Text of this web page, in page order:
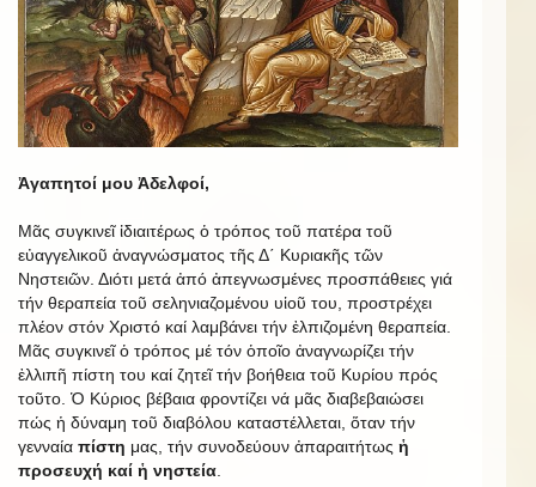
Ἀγαπητοί μου Ἀδελφοί,
Μᾶς συγκινεῖ ἰδιαιτέρως ὁ τρόπος τοῦ πατέρα τοῦ
εὐαγγελικοῦ ἀναγνώσματος τῆς Δ΄ Κυριακῆς τῶν
Νηστειῶν. Διότι μετά ἀπό ἀπεγνωσμένες προσπάθειες γιά
τήν θεραπεία τοῦ σεληνιαζομένου υἱοῦ του, προστρέχει
πλέον στόν Χριστό καί λαμβάνει τήν ἐλπιζομένη θεραπεία.
Μᾶς συγκινεῖ ὁ τρόπος μέ τόν ὁποῖο ἀναγνωρίζει τήν
ἐλλιπῆ πίστη του καί ζητεῖ τήν βοήθεια τοῦ Κυρίου πρός
τοῦτο. Ὁ Κύριος βέβαια φροντίζει νά μᾶς διαβεβαιώσει
πώς ἡ δύναμη τοῦ διαβόλου καταστέλλεται, ὅταν τήν
γενναία πίστη μας, τήν συνοδεύουν ἀπαραιτήτως ἡ
προσευχή καί ἡ νηστεία